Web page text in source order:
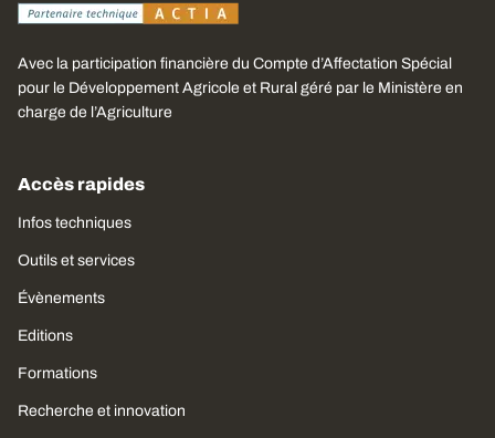
Avec la participation financière du Compte d’Affectation Spécial
pour le Développement Agricole et Rural géré par le Ministère en
charge de l’Agriculture
Accès rapides
Infos techniques
Outils et services
Évènements
Editions
Formations
Recherche et innovation